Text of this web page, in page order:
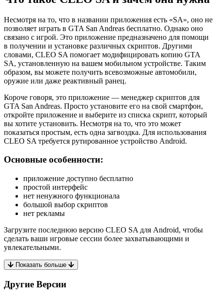
Несмотря на то, что в названии приложения есть «SA», оно не
позволяет играть в GTA San Andreas бесплатно. Однако оно
связано с игрой. Это приложение предназначено для помощи
в получении и установке различных скриптов. Другими
словами, CLEO SA помогает модифицировать копию GTA
SA, установленную на вашем мобильном устройстве. Таким
образом, вы можете получить всевозможные автомобили,
оружие или даже реактивный ранец.
Короче говоря, это приложение — менеджер скриптов для
GTA San Andreas. Просто установите его на свой смартфон,
откройте приложение и выберите из списка скрипт, который
вы хотите установить. Несмотря на то, что это может
показаться простым, есть одна загвоздка. Для использования
CLEO SA требуется рутированное устройство Android.
Основные особенности:
приложение доступно бесплатно
простой интерфейс
нет ненужного функционала
большой выбор скриптов
нет рекламы
Загрузите последнюю версию CLEO SA для Android, чтобы
сделать ваши игровые сессии более захватывающими и
увлекательными.
Показать больше
Другие Версии